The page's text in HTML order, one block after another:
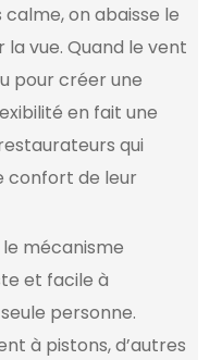
on abaisse le
vue. Quand le vent
pour créer une
en fait une
qui
confort de leur
mécanisme
et facile à
personne.
à pistons, d’autres